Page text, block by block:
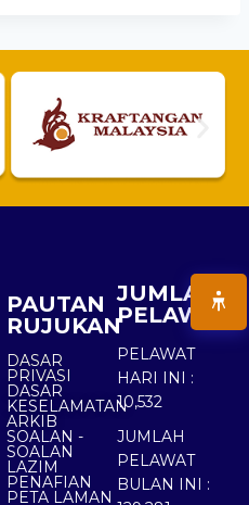
PAUTAN
RUJUKAN
DASAR
PRIVASI
DASAR
KESELAMATAN
ARKIB
SOALAN -
SOALAN
LAZIM
PENAFIAN
PETA LAMAN
JUMLAH
PELAWAT
PELAWAT
HARI INI :
10,532
JUMLAH
PELAWAT
BULAN INI :